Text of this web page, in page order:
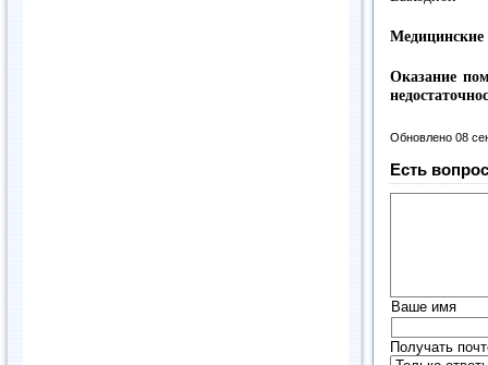
Медицинские
Оказание
Обновлено 08
Есть
Ваше имя
Получать